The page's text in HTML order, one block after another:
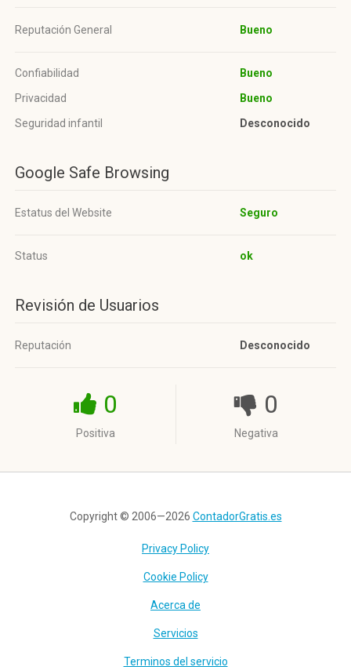
Reputación General Bueno
Confiabilidad
Bueno
Privacidad
Bueno
Seguridad infantil
Desconocido
Google Safe Browsing
Estatus del Website Seguro
Status ok
Revisión de Usuarios
Reputación Desconocido
0
Positiva
0
Negativa
Copyright © 2006—2026 ContadorGratis.es
Privacy Policy
Cookie Policy
Acerca de
Servicios
Terminos del servicio